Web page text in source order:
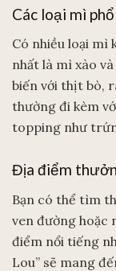
Các loại mì
Có nhiều loại mì
nhất là mì xào
biến với thịt bò,
thường đi kèm
topping như
Địa điểm
Bạn có thể tìm
ven đường hoặc
điểm nổi tiếng
Lou” sẽ mang